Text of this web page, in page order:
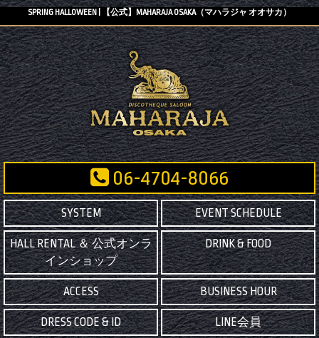
SPRING HALLOWEEN | 【公式】MAHARAJA OSAKA（マハラジャ オオサカ）
06-4704-8066
SYSTEM EVENT SCHEDULE
HALL RENTAL ＆ 公式オンラ
インショップ
DRINK & FOOD
ACCESS BUSINESS HOUR
DRESS CODE & ID LINE会員